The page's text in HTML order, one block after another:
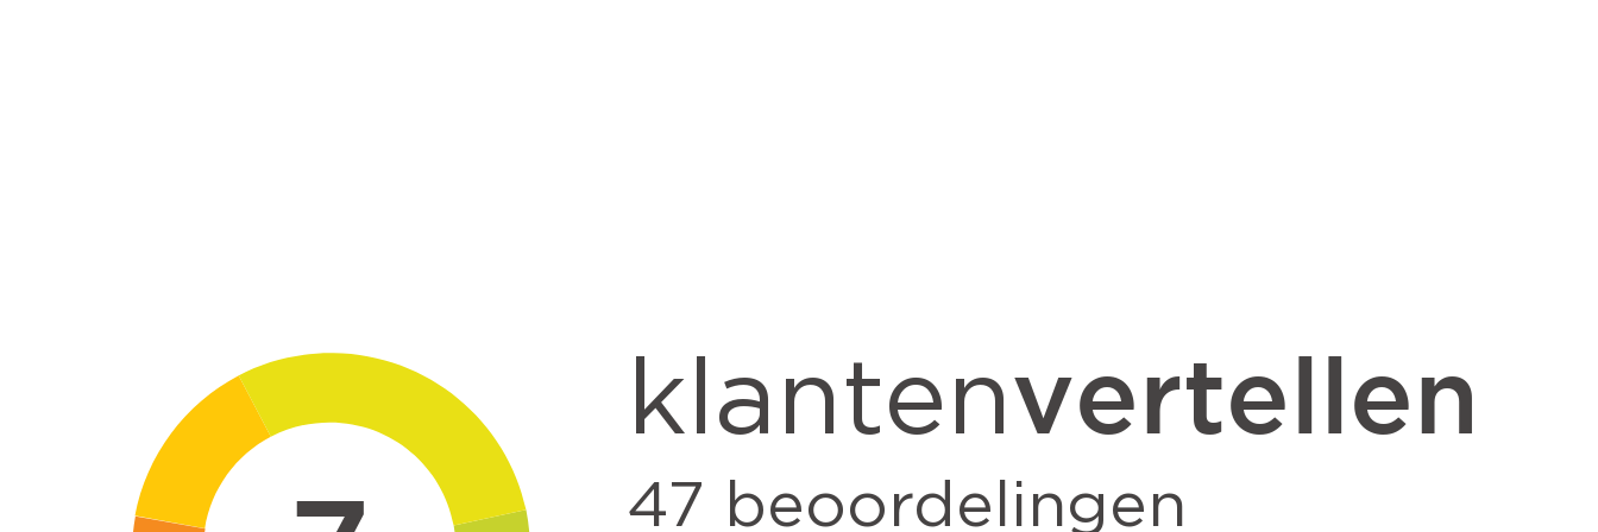
klantenvertellen
47 beoordelingen